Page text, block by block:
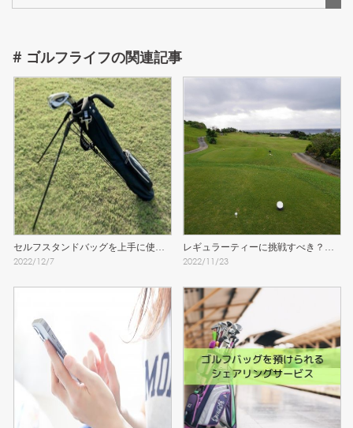
# ゴルフライフの関連記事
セルフスタンドバッグを上手に使う
ために知っておきたい注意点
2022/12/7
レギュラーティーに挑戦すべき？女
子のティーグラウンド問題
2022/11/23